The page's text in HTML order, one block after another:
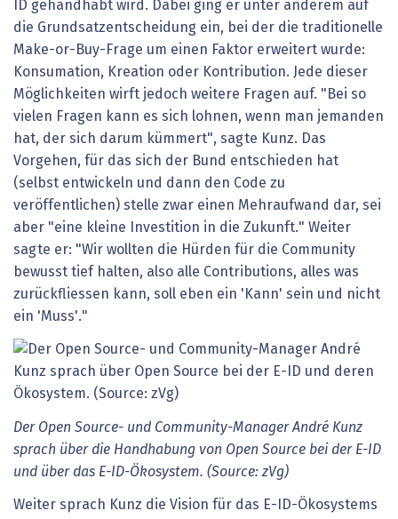
ID gehandhabt wird. Dabei ging er unter anderem auf
die Grundsatzentscheidung ein, bei der die traditionelle
Make-or-Buy-Frage um einen Faktor erweitert wurde:
Konsumation, Kreation oder Kontribution. Jede dieser
Möglichkeiten wirft jedoch weitere Fragen auf. "Bei so
vielen Fragen kann es sich lohnen, wenn man jemanden
hat, der sich darum kümmert", sagte Kunz. Das
Vorgehen, für das sich der Bund entschieden hat
(selbst entwickeln und dann den Code zu
veröffentlichen) stelle zwar einen Mehraufwand dar, sei
aber "eine kleine Investition in die Zukunft." Weiter
sagte er: "Wir wollten die Hürden für die Community
bewusst tief halten, also alle Contributions, alles was
zurückfliessen kann, soll eben ein 'Kann' sein und nicht
ein 'Muss'."
Der Open Source- und Community-Manager André Kunz
sprach über die Handhabung von Open Source bei der E-ID
und über das E-ID-Ökosystem. (Source: zVg)
Weiter sprach Kunz die Vision für das E-ID-Ökosystems